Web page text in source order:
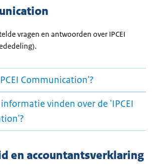
vragen en antwoorden over IPCEI
Communication'?
vinden over de 'IPCEI
en accountantsverklaring